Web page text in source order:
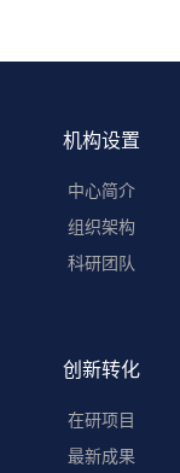
机构设置
中心简介
组织架构
科研团队
创新转化
在研项目
最新成果